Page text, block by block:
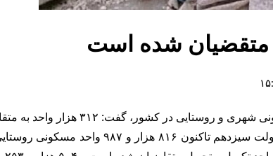
به گزارش آقای اقتصاد، غلامرضا صالحی